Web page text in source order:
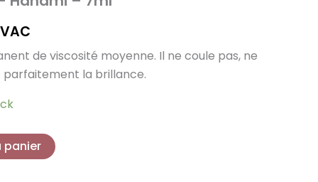
:
€.
de viscosité moyenne. Il ne coule pas, ne
la brillance.
panier